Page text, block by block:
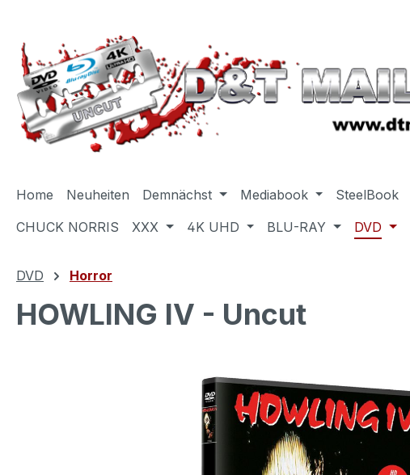
Home Neuheiten Demnächst Mediabook SteelBook
CHUCK NORRIS
XXX 4K UHD BLU-RAY DVD
DVD Horror
HOWLING IV - Uncut